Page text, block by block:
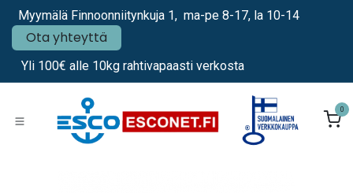
Siirry sisältöön
Myymälä Finnoonniitynkuja 1, ma-pe 8-17, la 10-14
Ota yhteyttä
Yli 100€ alle 10kg rahtivapaasti verkosta
0